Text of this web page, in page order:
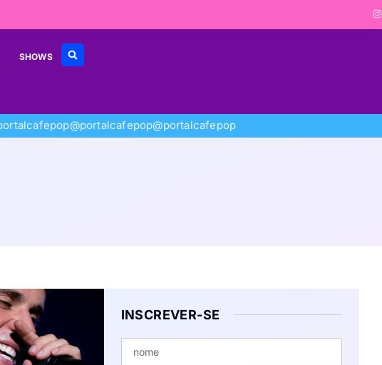
SHOWS
@portalcafepop@portalcafepop
INSCREVER-SE